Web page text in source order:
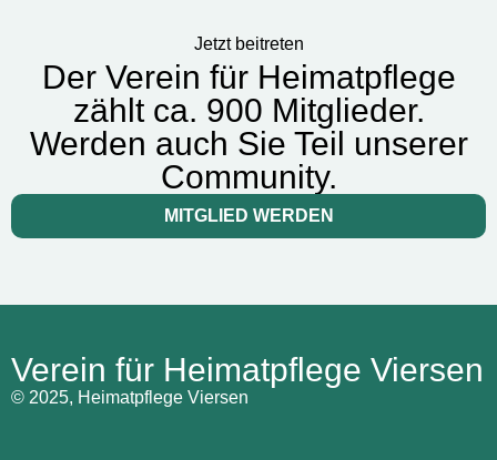
Jetzt beitreten
Der Verein für Heimatpflege
zählt ca. 900 Mitglieder.
Werden auch Sie Teil unserer
Community.
MITGLIED WERDEN
Verein für Heimatpflege Viersen
© 2025, Heimatpflege Viersen